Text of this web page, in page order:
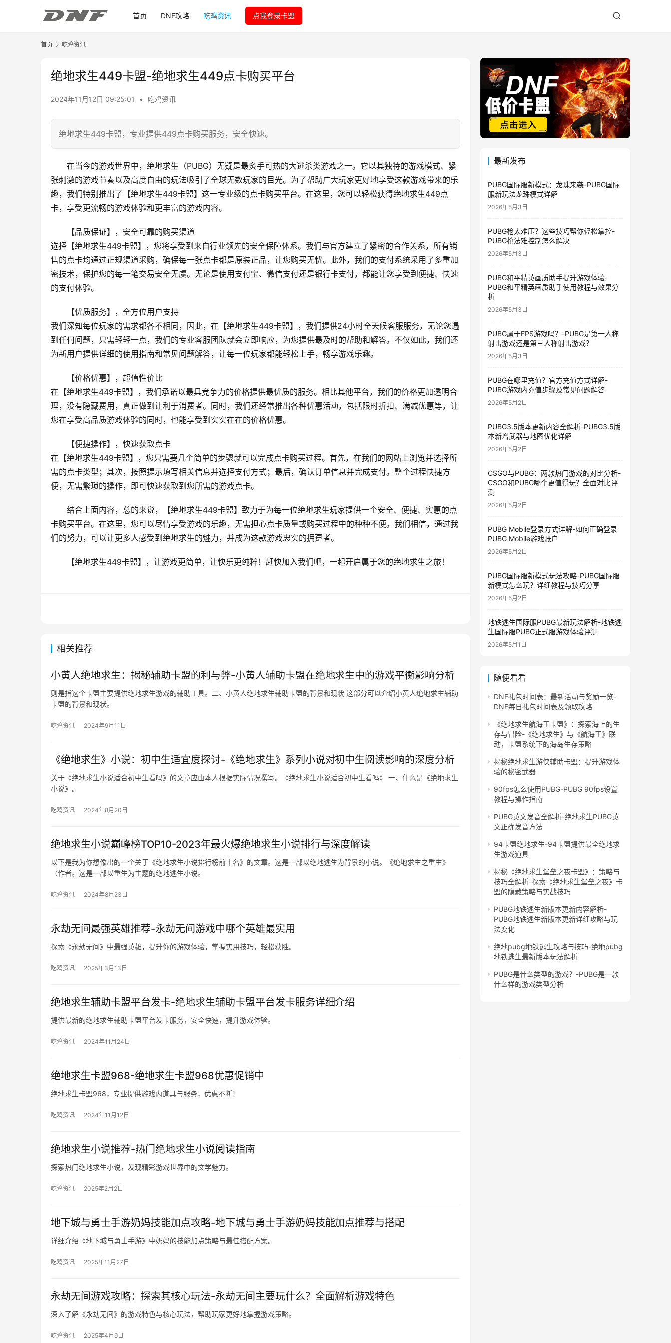
首页 DNF攻略 吃鸡资讯 点我登录卡盟
首页 吃鸡资讯
绝地求生449卡盟-绝地求生449点卡购买平台
2024年11月12日 09:25:01 • 吃鸡资讯
绝地求生449卡盟，专业提供449点卡购买服务，安全快速。
在当今的游戏世界中，绝地求生（PUBG）无疑是最炙手可热的大逃杀类游戏之一。它以其独特的游戏模式、紧
张刺激的游戏节奏以及高度自由的玩法吸引了全球无数玩家的目光。为了帮助广大玩家更好地享受这款游戏带来的乐
趣，我们特别推出了【绝地求生449卡盟】这一专业级的点卡购买平台。在这里，您可以轻松获得绝地求生449点
卡，享受更流畅的游戏体验和更丰富的游戏内容。
【品质保证】，安全可靠的购买渠道
选择【绝地求生449卡盟】，您将享受到来自行业领先的安全保障体系。我们与官方建立了紧密的合作关系，所有销
售的点卡均通过正规渠道采购，确保每一张点卡都是原装正品，让您购买无忧。此外，我们的支付系统采用了多重加
密技术，保护您的每一笔交易安全无虞。无论是使用支付宝、微信支付还是银行卡支付，都能让您享受到便捷、快速
的支付体验。
【优质服务】，全方位用户支持
我们深知每位玩家的需求都各不相同，因此，在【绝地求生449卡盟】，我们提供24小时全天候客服服务，无论您遇
到任何问题，只需轻轻一点，我们的专业客服团队就会立即响应，为您提供最及时的帮助和解答。不仅如此，我们还
为新用户提供详细的使用指南和常见问题解答，让每一位玩家都能轻松上手，畅享游戏乐趣。
【价格优惠】，超值性价比
在【绝地求生449卡盟】，我们承诺以最具竞争力的价格提供最优质的服务。相比其他平台，我们的价格更加透明合
理，没有隐藏费用，真正做到让利于消费者。同时，我们还经常推出各种优惠活动，包括限时折扣、满减优惠等，让
您在享受高品质游戏体验的同时，也能享受到实实在在的价格优惠。
【便捷操作】，快速获取点卡
在【绝地求生449卡盟】，您只需要几个简单的步骤就可以完成点卡购买过程。首先，在我们的网站上浏览并选择所
需的点卡类型；其次，按照提示填写相关信息并选择支付方式；最后，确认订单信息并完成支付。整个过程快捷方
便，无需繁琐的操作，即可快速获取到您所需的游戏点卡。
结合上面内容，总的来说，【绝地求生449卡盟】致力于为每一位绝地求生玩家提供一个安全、便捷、实惠的点
卡购买平台。在这里，您可以尽情享受游戏的乐趣，无需担心点卡质量或购买过程中的种种不便。我们相信，通过我
们的努力，可以让更多人感受到绝地求生的魅力，并成为这款游戏忠实的拥趸者。
【绝地求生449卡盟】，让游戏更简单，让快乐更纯粹！赶快加入我们吧，一起开启属于您的绝地求生之旅！
相关推荐
小黄人绝地求生：揭秘辅助卡盟的利与弊-小黄人辅助卡盟在绝地求生中的游戏平衡影响分析
则是指这个卡盟主要提供绝地求生游戏的辅助工具。二、小黄人绝地求生辅助卡盟的背景和现状 这部分可以介绍小黄人绝地求生辅助
卡盟的背景和现状。
吃鸡资讯 2024年9月11日
《绝地求生》小说：初中生适宜度探讨-《绝地求生》系列小说对初中生阅读影响的深度分析
关于《绝地求生小说适合初中生看吗》的文章应由本人根据实际情况撰写。《绝地求生小说适合初中生看吗》 一、什么是《绝地求生
小说》。
吃鸡资讯 2024年8月20日
绝地求生小说巅峰榜TOP10-2023年最火爆绝地求生小说排行与深度解读
以下是我为你想像出的一个关于《绝地求生小说排行榜前十名》的文章。这是一部以绝地逃生为背景的小说。《绝地求生之重生》
（作者。这是一部以重生为主题的绝地逃生小说。
吃鸡资讯 2024年8月23日
永劫无间最强英雄推荐-永劫无间游戏中哪个英雄最实用
探索《永劫无间》中最强英雄，提升你的游戏体验，掌握实用技巧，轻松获胜。
吃鸡资讯 2025年3月13日
绝地求生辅助卡盟平台发卡-绝地求生辅助卡盟平台发卡服务详细介绍
提供最新的绝地求生辅助卡盟平台发卡服务，安全快速，提升游戏体验。
吃鸡资讯 2024年11月24日
绝地求生卡盟968-绝地求生卡盟968优惠促销中
绝地求生卡盟968，专业提供游戏内道具与服务，优惠不断！
吃鸡资讯 2024年11月12日
绝地求生小说推荐-热门绝地求生小说阅读指南
探索热门绝地求生小说，发现精彩游戏世界中的文学魅力。
吃鸡资讯 2025年2月2日
地下城与勇士手游奶妈技能加点攻略-地下城与勇士手游奶妈技能加点推荐与搭配
详细介绍《地下城与勇士手游》中奶妈的技能加点策略与最佳搭配方案。
吃鸡资讯 2025年11月27日
永劫无间游戏攻略：探索其核心玩法-永劫无间主要玩什么？全面解析游戏特色
深入了解《永劫无间》的游戏特色与核心玩法，帮助玩家更好地掌握游戏策略。
吃鸡资讯 2025年4月9日
最新发布
PUBG国际服新模式：龙珠来袭-PUBG国际
服新玩法龙珠模式详解
2026年5月3日
PUBG枪太难压？这些技巧帮你轻松掌控-
PUBG枪法难控制怎么解决
2026年5月3日
PUBG和平精英画质助手提升游戏体验-
PUBG和平精英画质助手使用教程与效果分
析
2026年5月3日
PUBG属于FPS游戏吗？-PUBG是第一人称
射击游戏还是第三人称射击游戏？
2026年5月3日
PUBG在哪里充值？官方充值方式详解-
PUBG游戏内充值步骤及常见问题解答
2026年5月2日
PUBG3.5版本更新内容全解析-PUBG3.5版
本新增武器与地图优化详解
2026年5月2日
CSGO与PUBG：两款热门游戏的对比分析-
CSGO和PUBG哪个更值得玩？全面对比评
测
2026年5月2日
PUBG Mobile登录方式详解-如何正确登录
PUBG Mobile游戏账户
2026年5月2日
PUBG国际服新模式玩法攻略-PUBG国际服
新模式怎么玩？详细教程与技巧分享
2026年5月2日
地铁逃生国际服PUBG最新玩法解析-地铁逃
生国际服PUBG正式服游戏体验评测
2026年5月1日
随便看看
DNF礼包时间表：最新活动与奖励一览-
DNF每日礼包时间表及领取攻略
《绝地求生航海王卡盟》：探索海上的生
存与冒险-《绝地求生》与《航海王》联
动，卡盟系统下的海岛生存策略
揭秘绝地求生游侠辅助卡盟：提升游戏体
验的秘密武器
90fps怎么使用PUBG-PUBG 90fps设置
教程与操作指南
PUBG英文发音全解析-绝地求生PUBG英
文正确发音方法
94卡盟绝地求生-94卡盟提供最全绝地求
生游戏道具
揭秘《绝地求生堡垒之夜卡盟》：策略与
技巧全解析-探索《绝地求生堡垒之夜》卡
盟的隐藏策略与实战技巧
PUBG地铁逃生新版本更新内容解析-
PUBG地铁逃生新版本更新详细攻略与玩
法变化
绝地pubg地铁逃生攻略与技巧-绝地pubg
地铁逃生最新版本玩法解析
PUBG是什么类型的游戏？-PUBG是一款
什么样的游戏类型分析